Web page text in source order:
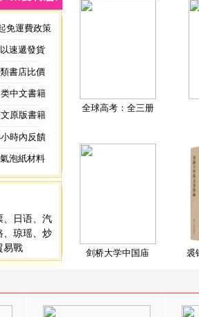
免運費政策
速遞發貨
書店比價
中文書籍
原版書籍
時內反饋
泡紙材料
日语
汽
琼瑶
炒
易戰
全球高考：全三册
剑桥大学中国庙 裘